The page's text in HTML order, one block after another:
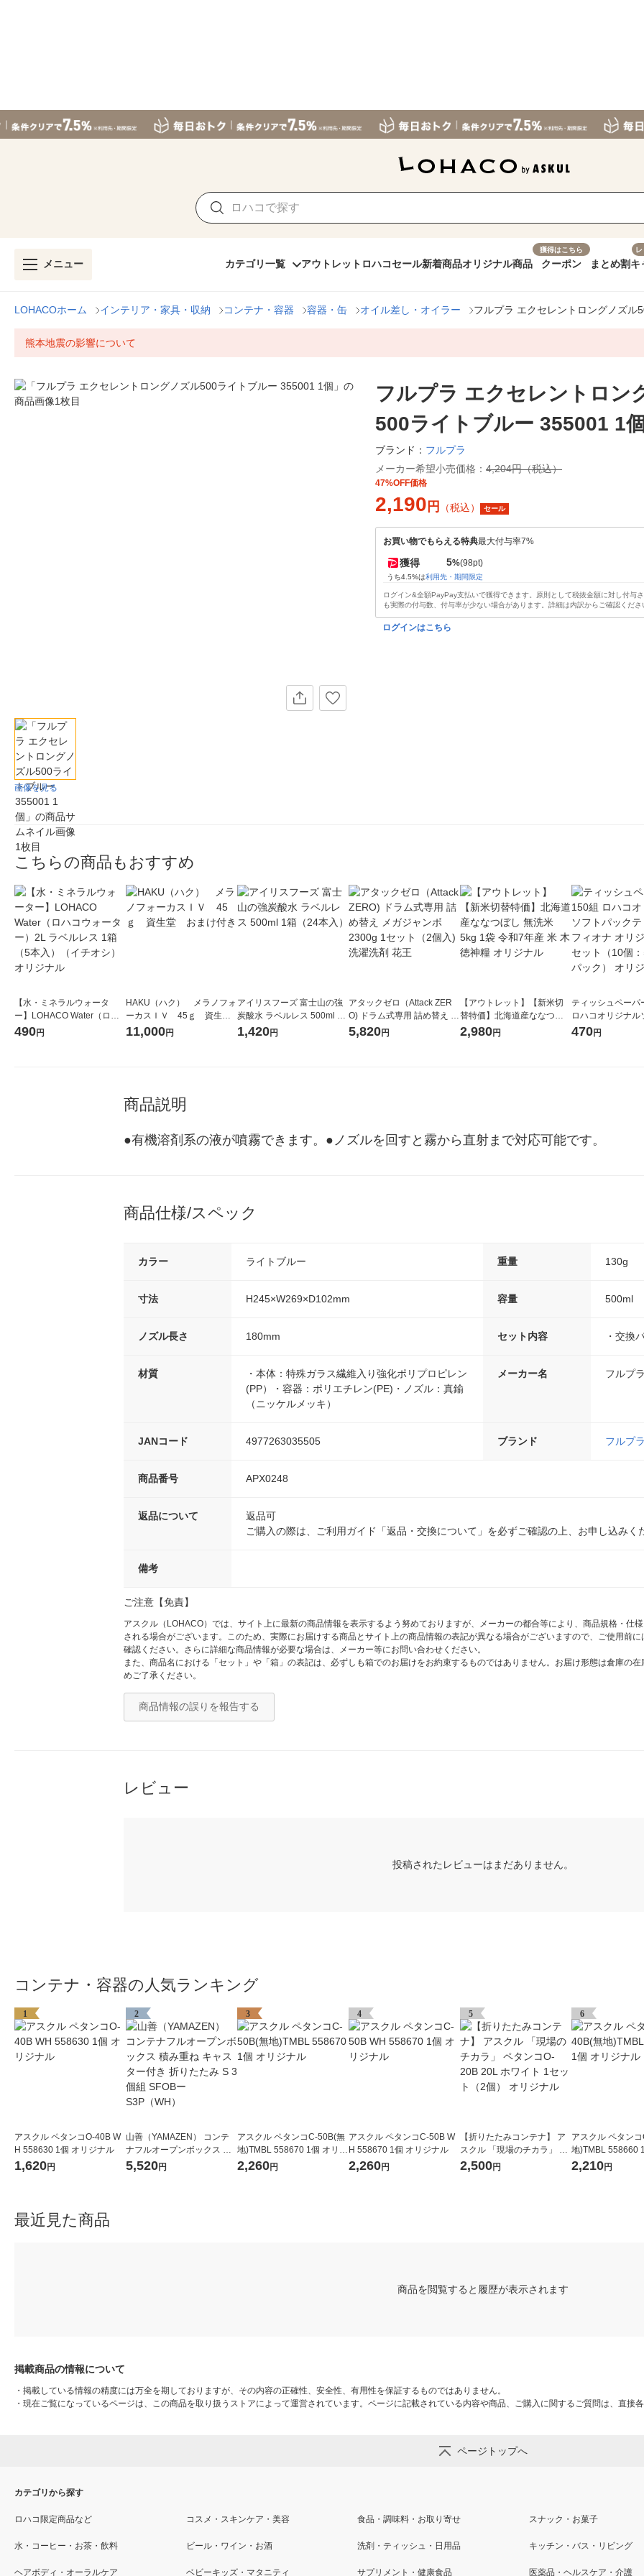
メニュー カテゴリ一覧 アウトレット ロハコセール新着商品オリジナル商品
獲得はこちら
クーポン まとめ割キ
LOHACOホーム インテリア・家具・収納 コンテナ・容器 容器・缶 オイル差し・オイラー フルプラ エクセレントロングノズル
熊本地震の影響について
画像を見る
フルプラ エクセレントロン
500ライトブルー 355001 1個
ブランド： フルプラ
メーカー希望小売価格： 4,204円（税込）
47%OFF価格
2,190 円 （税込） セール
お買い物でもらえる特典最大付与率7%
獲得 5%(98pt)
うち4.5%は利用先・期間限定
ログイン&全額PayPay支払いで獲得できます。原則として税抜金額に対し付与
も実際の付与数、付与率が少ない場合があります。詳細は内訳からご確認くださ
ログインはこちら
こちらの商品もおすすめ
【水・ミネラルウォータ
ー】LOHACO Water（ロハ
コウォーター）2L ラベルレ
490円
HAKU（ハク） メラノフォ
ーカスＩＶ 45ｇ 資生
堂 おまけ付き
11,000円
アイリスフーズ 富士山の強
炭酸水 ラベルレス 500ml 1
箱（24本入）
1,420円
アタックゼロ（Attack ZER
O) ドラム式専用 詰め替え メ
ガジャンボ 2300g 1セット
5,820円
【アウトレット】【新米切
替特価】北海道産ななつぼ
し 無洗米 5kg 1袋 令和7年産
2,980円
ティッシュペーパ
ロハコオリジナル
ックティッシュ フ
470円
商品説明
●有機溶剤系の液が噴霧できます。●ノズルを回すと霧から直射まで対応可能です。
商品仕様/スペック
カラー ライトブルー 重量 130g
寸法 H245×W269×D102mm 容量 500ml
ノズル長さ 180mm セット内容 ・交換
材質
・本体：特殊ガラス繊維入り強化ポリプロピレン
(PP）・容器：ポリエチレン(PE)・ノズル：真鍮
（ニッケルメッキ）
メーカー名 フルプラ
JANコード 4977263035505 ブランド フルプラ
商品番号 APX0248
返品について
返品可
ご購入の際は、ご利用ガイド「返品・交換について」を必ずご確認の上、お申し込みく
備考
ご注意【免責】
アスクル（LOHACO）では、サイト上に最新の商品情報を表示するよう努めておりますが、メーカーの都合等により、商品規格・仕
される場合がございます。このため、実際にお届けする商品とサイト上の商品情報の表記が異なる場合がございますので、ご使用前
確認ください。さらに詳細な商品情報が必要な場合は、メーカー等にお問い合わせください。
また、商品名における「セット」や「箱」の表記は、必ずしも箱でのお届けをお約束するものではありません。お届け形態は倉庫の
めご了承ください。
商品情報の誤りを報告する
レビュー
投稿されたレビューはまだありません。
コンテナ・容器の人気ランキング
1
アスクル ペタンコO-40B W
H 558630 1個 オリジナル
1,620円
2
山善（YAMAZEN） コンテ
ナフルオープンボックス 積
み重ね キャスター付き 折り
5,520円
3
アスクル ペタンコC-50B(無
地)TMBL 558670 1個 オリジ
ナル
2,260円
4
アスクル ペタンコC-50B W
H 558670 1個 オリジナル
2,260円
5
【折りたたみコンテナ】 ア
スクル 「現場のチカラ」 ペ
タンコO-20B 20L ホワイト
2,500円
6
アスクル ペタン
地)TMBL 558660
ナル
2,210円
最近見た商品
商品を閲覧すると履歴が表示されます
掲載商品の情報について
・ 掲載している情報の精度には万全を期しておりますが、その内容の正確性、安全性、有用性を保証するものではありません。
・ 現在ご覧になっているページは、この商品を取り扱うストアによって運営されています。ページに記載されている内容や商品、ご購入に関するご質問は、直接
ページトップへ
カテゴリから探す
ロハコ限定商品など コスメ・スキンケア・美容 食品・調味料・お取り寄せ スナック・お菓子
水・コーヒー・お茶・飲料 ビール・ワイン・お酒 洗剤・ティッシュ・日用品 キッチン・バス・リビング
ヘアボディ・オーラルケア ベビーキッズ・マタニティ サプリメント・健康食品 医薬品・ヘルスケア・介護